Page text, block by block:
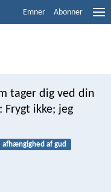
Emner Abonner
tager dig ved din
Frygt ikke; jeg
afhængighed af gud